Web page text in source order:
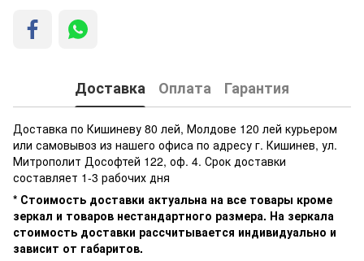
Доставка Оплата Гарантия
Доставка по Кишиневу 80 лей, Молдове 120 лей курьером
или самовывоз из нашего офиса по адресу г. Кишинев, ул.
Митрополит Дософтей 122, оф. 4. Срок доставки
составляет 1-3 рабочих дня
* Стоимость доставки актуальна на все товары кроме
зеркал и товаров нестандартного размера. На зеркала
стоимость доставки рассчитывается индивидуально и
зависит от габаритов.